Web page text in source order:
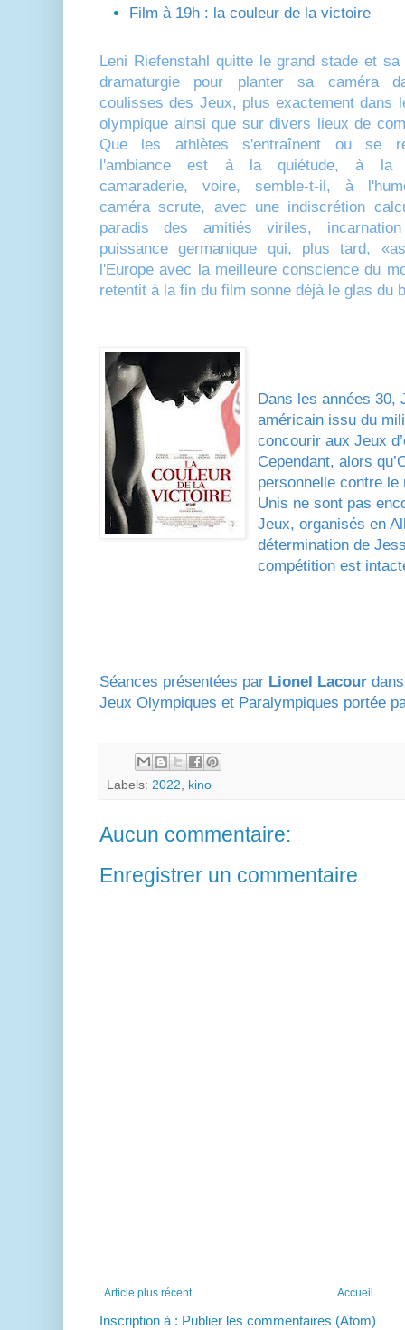
Film à 19h : la couleur de la victoire
Leni Riefenstahl quitte le grand stade et sa
dramaturgie pour planter sa caméra
coulisses des Jeux, plus exactement dans
olympique ainsi que sur divers lieux de
Que les athlètes s'entraînent ou se
l'ambiance est à la quiétude, à la
camaraderie, voire, semble-t-il, à
caméra scrute, avec une indiscrétion
paradis des amitiés viriles,
puissance germanique qui, plus tard,
l'Europe avec la meilleure conscience du
retentit à la fin du film sonne déjà le glas du
Dans les années 30,
américain issu du
concourir aux Jeux
Cependant, alors
personnelle contre
Unis ne sont pas
Jeux, organisés en
détermination de
compétition est
Séances présentées par Lionel Lacour
Jeux Olympiques et Paralympiques portée
Labels: 2022 kino
Aucun commentaire:
Enregistrer un commentaire
Article plus récent Accueil
Inscription à : Publier les commentaires (Atom)